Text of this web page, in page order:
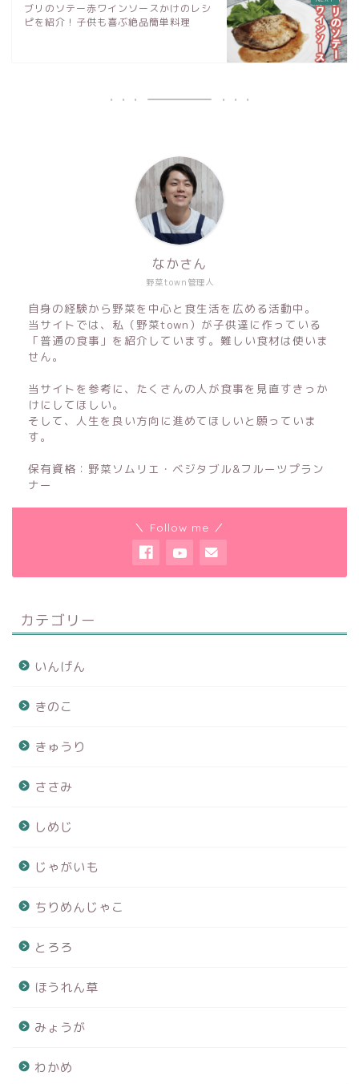
ブリのソテー赤ワインソースかけのレシ
ピを紹介！子供も喜ぶ絶品簡単料理
野菜town管理人
なかさん
自身の経験から野菜を中心と食生活を広める活動中。
当サイトでは、私（野菜town）が子供達に作っている
「普通の食事」を紹介しています。難しい食材は使いま
せん。
当サイトを参考に、たくさんの人が食事を見直すきっか
けにしてほしい。
そして、人生を良い方向に進めてほしいと願っていま
す。
保有資格：野菜ソムリエ・ベジタブル&フルーツプラン
ナー
＼ Follow me ／
カテゴリー
いんげん
きのこ
きゅうり
ささみ
しめじ
じゃがいも
ちりめんじゃこ
とろろ
ほうれん草
みょうが
わかめ